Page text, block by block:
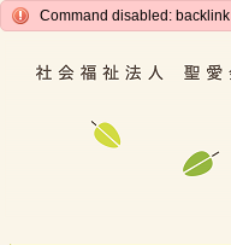
Command disabled: backlink